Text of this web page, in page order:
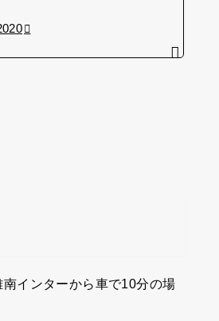
インターから車で10分の場